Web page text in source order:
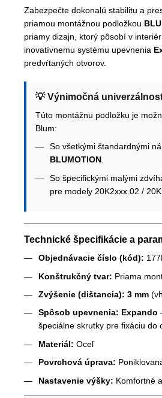
Zabezpečte dokonalú stabilitu a
priamou montážnou podložkou
priamy dizajn, ktorý pôsobí v
inovatívnemu systému upevnenia
predvŕtaných otvorov.
💡 Výnimočná
Túto montážnu podložku je
Blum:
So všetkými štandardnými
BLUMOTION.
So špecifickými malými
pre modely 20K2xxx.02 /
Technické špecifikácie a
Objednávacie číslo (kód):
Konštrukčný tvar: Priama
Zvýšenie (dištancia): 3 mm
Spôsob upevnenia: Expando
špeciálne skrutky pre fixáciu do
Materiál: Oceľ
Povrchová úprava:
Nastavenie výšky: Komfortné